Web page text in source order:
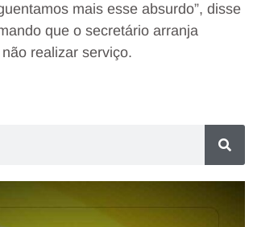
mais esse absurdo”, disse
que o secretário arranja
realizar serviço.